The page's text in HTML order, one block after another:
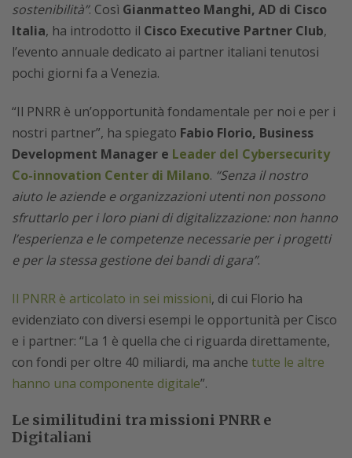
sostenibilità”. Così Gianmatteo Manghi, AD di Cisco
Italia, ha introdotto il Cisco Executive Partner Club,
l’evento annuale dedicato ai partner italiani tenutosi
pochi giorni fa a Venezia.
“Il PNRR è un’opportunità fondamentale per noi e per i
nostri partner”, ha spiegato Fabio Florio, Business
Development Manager e Leader del Cybersecurity
Co-innovation Center di Milano. “Senza il nostro
aiuto le aziende e organizzazioni utenti non possono
sfruttarlo per i loro piani di digitalizzazione: non hanno
l’esperienza e le competenze necessarie per i progetti
e per la stessa gestione dei bandi di gara”.
Il PNRR è articolato in sei missioni, di cui Florio ha
evidenziato con diversi esempi le opportunità per Cisco
e i partner: “La 1 è quella che ci riguarda direttamente,
con fondi per oltre 40 miliardi, ma anche tutte le altre
hanno una componente digitale”.
Le similitudini tra missioni PNRR e
Digitaliani